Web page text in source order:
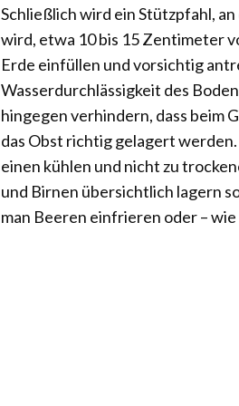
Schließlich wird ein Stützpfahl,
wird, etwa 10 bis 15 Zentimeter
Erde einfüllen und vorsichtig
Wasserdurchlässigkeit des
hingegen verhindern, dass beim
das Obst richtig gelagert
einen kühlen und nicht zu
und Birnen übersichtlich lagern
man Beeren einfrieren oder –